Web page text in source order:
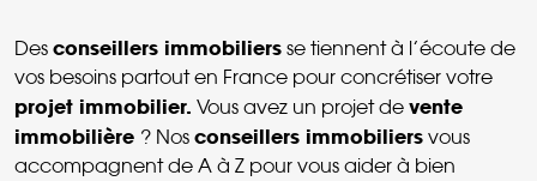
Des conseillers immobiliers se tiennent à l’écoute de
vos besoins partout en France pour concrétiser votre
projet immobilier. Vous avez un projet de vente
immobilière ? Nos conseillers immobiliers vous
accompagnent de A à Z pour vous aider à bien